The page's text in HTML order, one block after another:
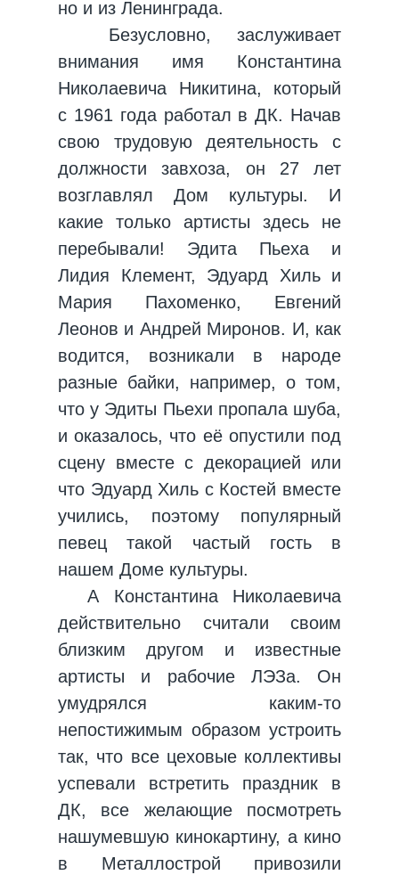
но и из Ленинграда.
Безусловно, заслуживает
внимания имя Константина
Николаевича Никитина, который
с 1961 года работал в ДК. Начав
свою трудовую деятельность с
должности завхоза, он 27 лет
возглавлял Дом культуры. И
какие только артисты здесь не
перебывали! Эдита Пьеха и
Лидия Клемент, Эдуард Хиль и
Мария Пахоменко, Евгений
Леонов и Андрей Миронов. И, как
водится, возникали в народе
разные байки, например, о том,
что у Эдиты Пьехи пропала шуба,
и оказалось, что её опустили под
сцену вместе с декорацией или
что Эдуард Хиль с Костей вместе
учились, поэтому популярный
певец такой частый гость в
нашем Доме культуры.
А Константина Николаевича
действительно считали своим
близким другом и известные
артисты и рабочие ЛЭЗа. Он
умудрялся каким-то
непостижимым образом устроить
так, что все цеховые коллективы
успевали встретить праздник в
ДК, все желающие посмотреть
нашумевшую кинокартину, а кино
в Металлострой привозили